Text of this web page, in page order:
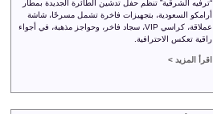
“ترفيه الشرقية” تنظم حفل تدشين الطائرة الجديدة بمطار
أرامكو السعودية، بتجهيزات فاخرة تشمل مسرحًا، شاشة
عملاقة، كراسي VIP، سجاد فاخر، وحواجز مذهبة، في أجواء
راقية تعكس الاحترافية.
اقرأ المزيد >